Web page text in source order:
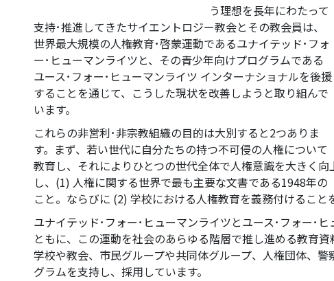
う理想を長年にわたって
支持･推進してきたサイエントロジー教会とその教会員は、
世界最大規模の人権教育･啓蒙運動であるユナイテッド･フォ
ー･ヒューマンライツと、その青少年向けプログラムである
ユース･フォー･ヒューマンライツ インターナショナルを後援
することを通じて、こうした現状を改善しようと取り組んで
います。
これらの非営利･非宗教組織の目的は大別すると2つありま
す。まず、若い世代に自分たちの持つ不可侵の人権について
教育し、それによりひとつの世代全体で人権意識を大きく
し、(1) 人権に関する世界で最も主要な文書である1948年
こと。ならびに (2) 学校における人権教育を義務付けること
ユナイテッド･フォー･ヒューマンライツとユース･フォー･
ともに、この運動を社会のあらゆる階層で推し進める教育
学校や教会、市民グループや共同体グループ、人権団体、
グラムを支持し、採用しています。